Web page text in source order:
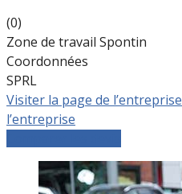
(0)
Zone de travail Spontin
Coordonnées
SPRL
Visiter la page de l’entreprise
l’entreprise